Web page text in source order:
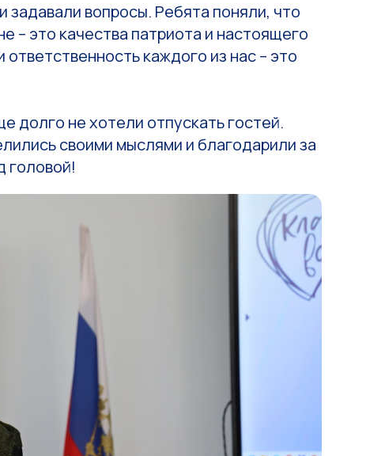
вопросы. Ребята поняли, что
– это качества патриота и настоящего
каждого из нас – это
долго не хотели отпускать гостей.
своими мыслями и благодарили за
головой!